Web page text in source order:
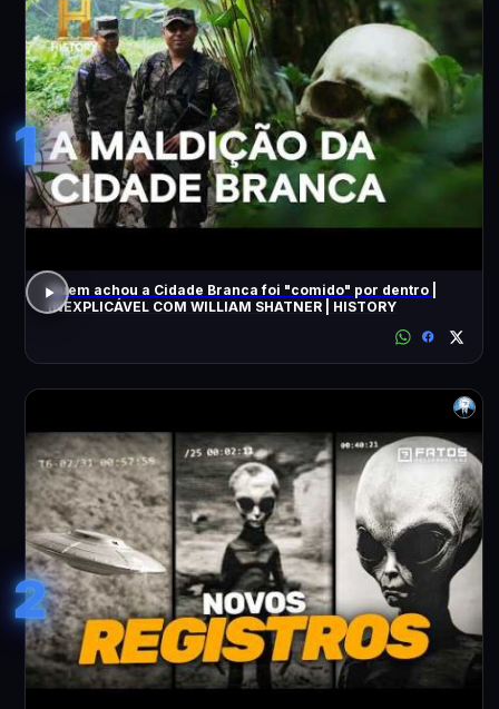
1
Quem achou a Cidade Branca foi "comido" por dentro |
INEXPLICÁVEL COM WILLIAM SHATNER | HISTORY
2